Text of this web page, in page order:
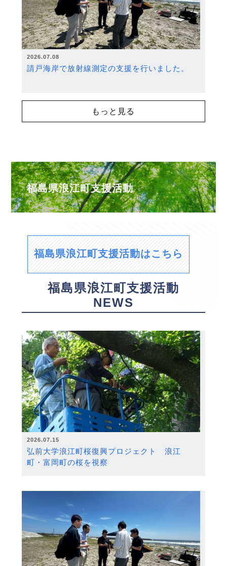
2026.07.08
請戸海岸で放射線測定の支援を行いました。
もっと見る
福島県浪江町支援活動
福島県浪江町支援活動はこちら
福島県浪江町支援活動
NEWS
2026.07.15
弘前大学浪江町桜復興プロジェクト 浪江
町・富岡町の桜を視察